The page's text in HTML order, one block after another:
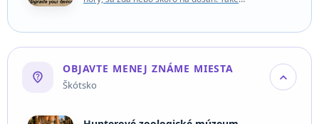
not_listed_location
OBJAVTE MENEJ ZNÁME MIESTA
Škótsko expand_more